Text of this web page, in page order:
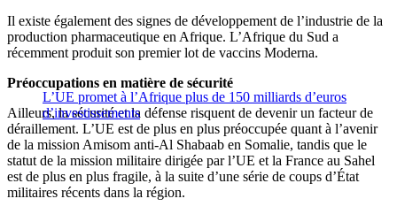
Il existe également des signes de développement de l’industrie de la
production pharmaceutique en Afrique. L’Afrique du Sud a
récemment produit son premier lot de vaccins Moderna.
L’UE promet à l’Afrique plus de 150 milliards d’euros
d’investissements
Préoccupations en matière de sécurité
Ailleurs, la sécurité et la défense risquent de devenir un facteur de
déraillement. L’UE est de plus en plus préoccupée quant à l’avenir
de la mission Amisom anti-Al Shabaab en Somalie, tandis que le
statut de la mission militaire dirigée par l’UE et la France au Sahel
est de plus en plus fragile, à la suite d’une série de coups d’État
militaires récents dans la région.